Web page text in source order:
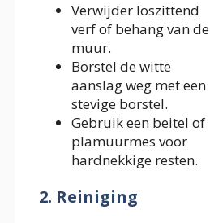
Verwijder loszittend
verf of behang van de
muur.
Borstel de witte
aanslag weg met een
stevige borstel.
Gebruik een beitel of
plamuurmes voor
hardnekkige resten.
2. Reiniging